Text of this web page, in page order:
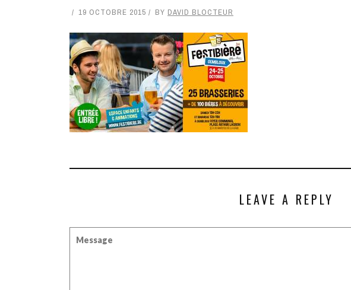
19 OCTOBRE 2015 BY DAVID BLOCTEUR
LEAVE A REPLY